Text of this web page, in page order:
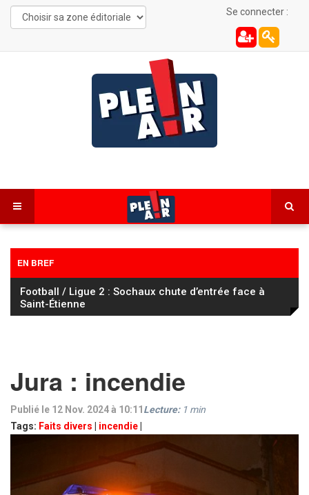
Se connecter :
EN BREF
Tour de France Femmes : Vollering s’impose à Nice et
prend le maillot jaune
Jura : incendie
Publié le 12 Nov. 2024 à 10:11
Tags: Faits divers incendie
Lecture: 1 min